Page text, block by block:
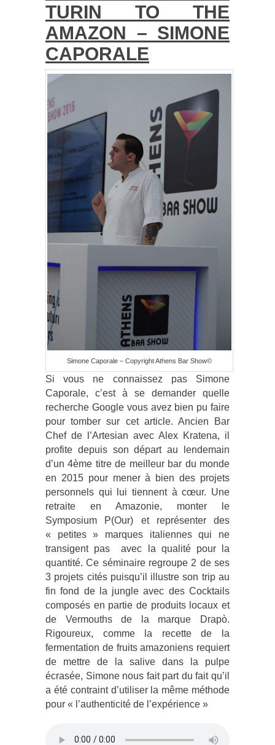
TURIN TO THE
AMAZON – SIMONE
CAPORALE
Simone Caporale – Copyright Athens Bar Show©
Si vous ne connaissez pas Simone
Caporale, c’est à se demander quelle
recherche Google vous avez bien pu faire
pour tomber sur cet article. Ancien Bar
Chef de l’Artesian avec Alex Kratena, il
profite depuis son départ au lendemain
d’un 4ème titre de meilleur bar du monde
en 2015 pour mener à bien des projets
personnels qui lui tiennent à cœur. Une
retraite en Amazonie, monter le
Symposium P(Our) et représenter des
« petites » marques italiennes qui ne
transigent pas avec la qualité pour la
quantité. Ce séminaire regroupe 2 de ses
3 projets cités puisqu’il illustre son trip au
fin fond de la jungle avec des Cocktails
composés en partie de produits locaux et
de Vermouths de la marque Drapò.
Rigoureux, comme la recette de la
fermentation de fruits amazoniens requiert
de mettre de la salive dans la pulpe
écrasée, Simone nous fait part du fait qu’il
a été contraint d’utiliser la même méthode
pour « l’authenticité de l’expérience »